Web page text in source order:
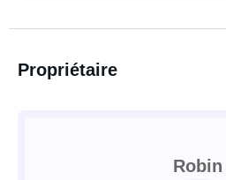
Propriétaire
Robin